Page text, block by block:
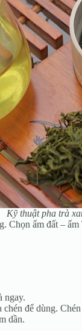
Kỹ thuật pha trà
ấm đất –
ngay.
để dùng.
dần.